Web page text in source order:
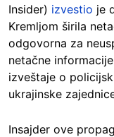
Insider) izvestio je
Kremljom širila
odgovorna za
netačne
izveštaje o
ukrajinske
Insajder ove